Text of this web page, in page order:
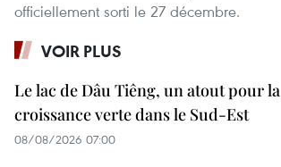
officiellement sorti le 27 décembre.
VOIR PLUS
Le lac de Dâu Tiêng, un atout pour la
croissance verte dans le Sud-Est
08/08/2026 07:00